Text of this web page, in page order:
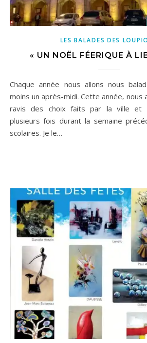
LES BALADES DES
« UN NOËL FÉERIQUE À
Chaque année nous allons nous balader à Libourne au
moins un après-midi. Cette année, nous
ravis des choix faits par la ville et
plusieurs fois durant la semaine
scolaires. Je le…